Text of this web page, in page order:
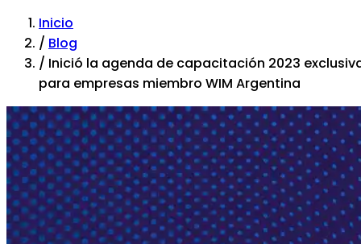
Inicio
/ Blog
/ Inició la agenda de capacitación 2023
para empresas miembro WIM Argentina